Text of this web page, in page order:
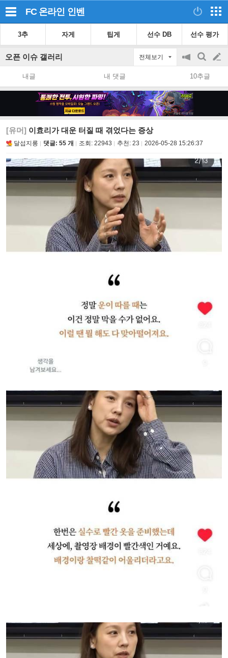
FC 온라인 인벤
3추 자게 팁게 선수 DB 선수 평가
오픈 이슈 갤러리 전체보기
공
지
on/off
검
색
글
쓰
내글 내 댓글 10추글
[유머] 이효리가 대운 터질 때 겪었다는 증상
달섭지롱 댓글: 55 개 조회: 22943 추천: 23 2026-05-28 15:26:37